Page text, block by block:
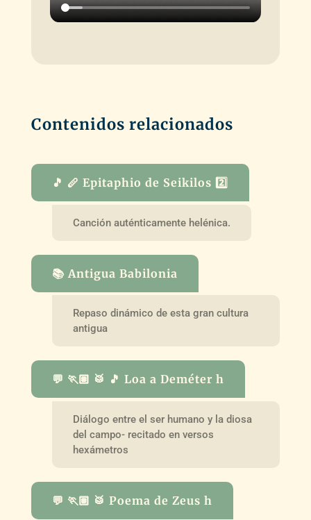
Contenidos relacionados
🎵 🪈 Epitaphio de Seikilos 2️⃣
Canción auténticamente helénica.
📚 Antigua Babilonia
Repaso dinámico de esta gran cultura
antigua
💬 🏃🏽 🥁 🎵 Loa a Deméter h
Diálogo entre el ser humano y la diosa
del campo- recitado en versos
hexámetros
💬 🏃🏽 🥁 Poema de Zeus h